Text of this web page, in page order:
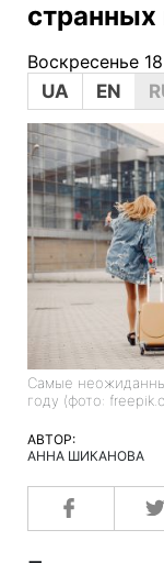
Воскресенье
UA
EN
Самые
году (фото:
АВТОР:
АННА ШИКАНОВА